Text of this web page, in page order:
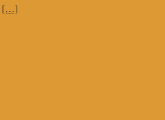
[…]